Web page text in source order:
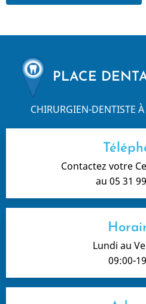
PLACE
CHIRURGIEN-DENTISTE
Contactez votre
au 05 31
Lundi au
09:00-